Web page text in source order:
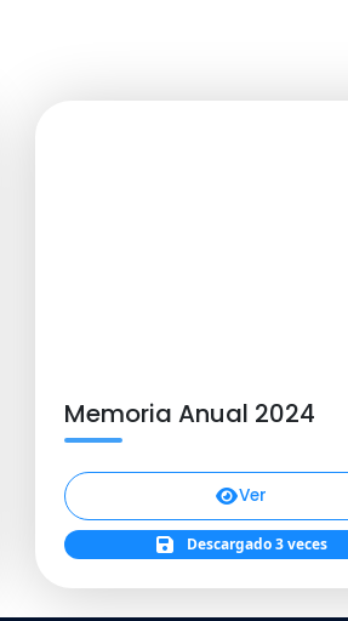
Memoria Anual 2024
Ver
Descargado 3 veces